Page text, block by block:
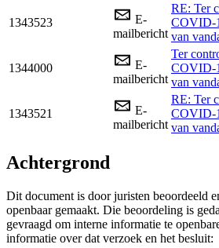
1343523
E-
mailbericht
RE: Ter
COVID-
van
1344000
E-
mailbericht
Ter
COVID-
van
1343521
E-
mailbericht
RE: Ter
COVID-
van
Achtergrond
Dit document is door juristen beoordeeld
openbaar gemaakt. Die beoordeling is
gevraagd om interne informatie te
informatie over dat verzoek en het besluit: